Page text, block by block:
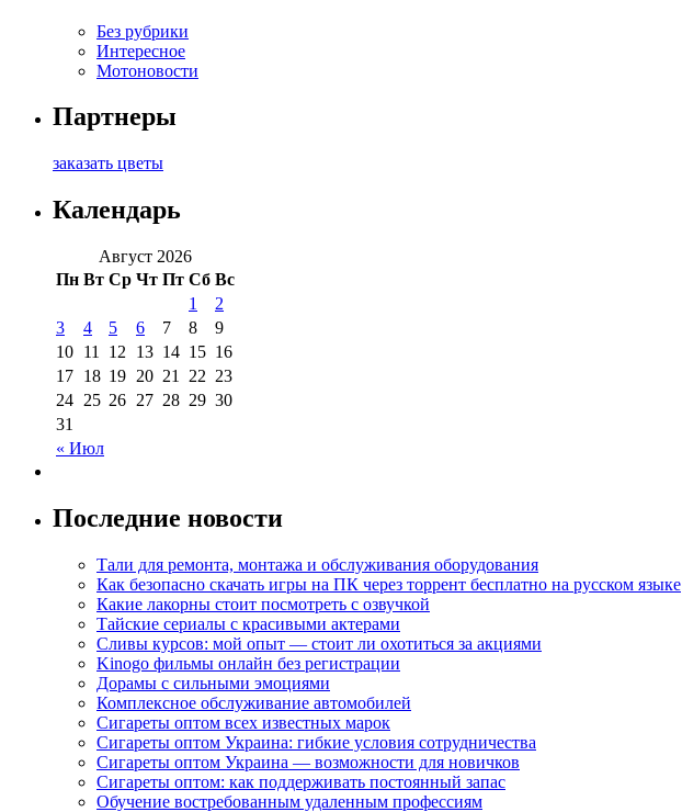
Без рубрики
Интересное
Мотоновости
Партнеры
заказать цветы
Календарь
Август 2026
Пн Вт Ср Чт Пт Сб Вс
« Июл
1
2
3
4 5 6 7 8
9
10 11 12 13 14 15 16
17 18 19 20 21 22 23
24 25 26 27 28 29 30
31
Последние новости
Тали для ремонта, монтажа и обслуживания оборудования
Как безопасно скачать игры на ПК через торрент бесплатно на русском языке
Какие лакорны стоит посмотреть с озвучкой
Тайские сериалы с красивыми актерами
Сливы курсов: мой опыт — стоит ли охотиться за акциями
Kinogo фильмы онлайн без регистрации
Дорамы с сильными эмоциями
Комплексное обслуживание автомобилей
Сигареты оптом всех известных марок
Сигареты оптом Украина: гибкие условия сотрудничества
Сигареты оптом Украина — возможности для новичков
Сигареты оптом: как поддерживать постоянный запас
Обучение востребованным удаленным профессиям